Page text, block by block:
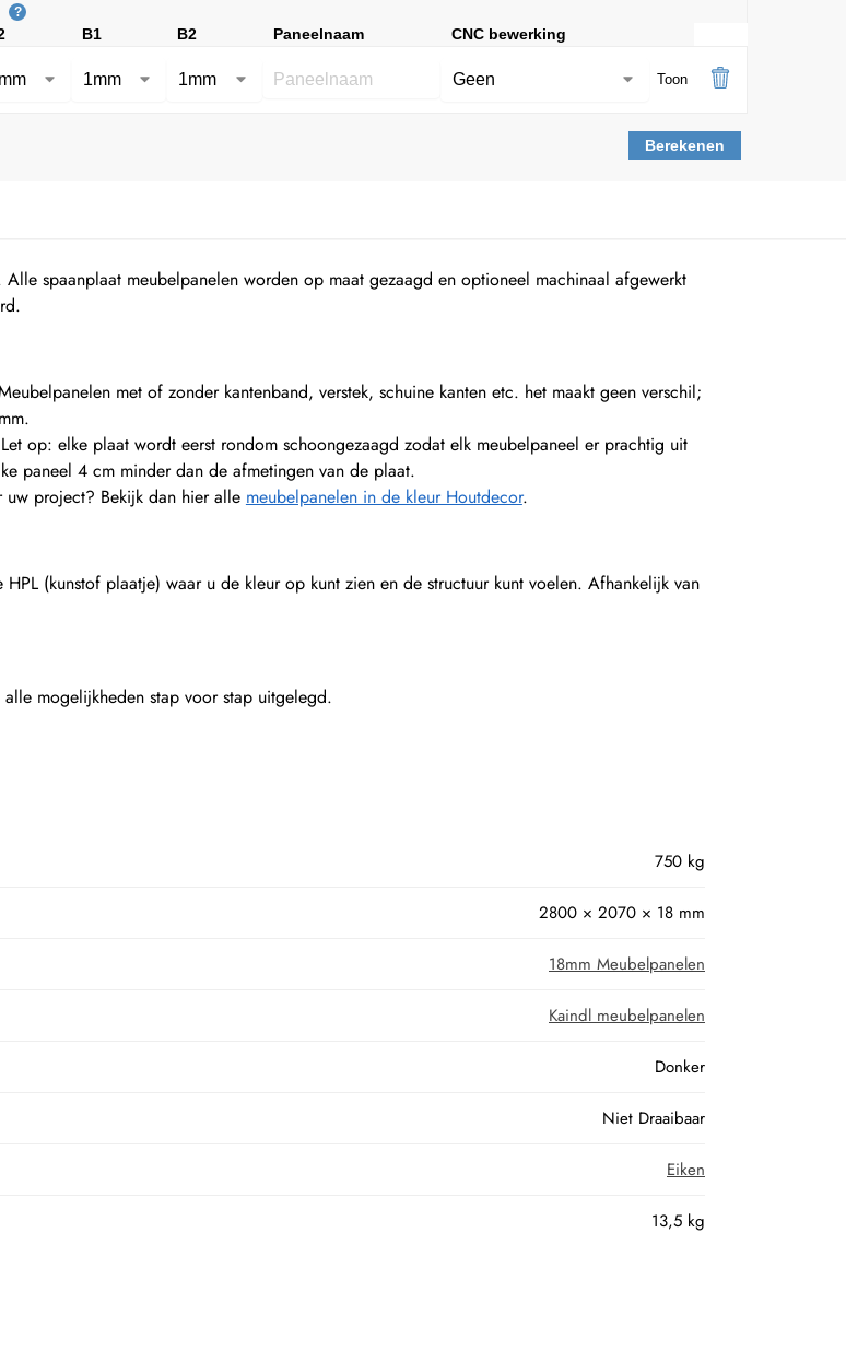
?
B1 B2 Paneelnaam CNC bewerking
Toon
Berekenen
spaanplaat meubelpanelen worden op maat gezaagd en optioneel machinaal afgewerkt
met of zonder kantenband, verstek, schuine kanten etc. het maakt geen verschil;
op: elke plaat wordt eerst rondom schoongezaagd zodat elk meubelpaneel er prachtig uit
paneel 4 cm minder dan de afmetingen van de plaat.
project? Bekijk dan hier alle meubelpanelen in de kleur Houtdecor.
(kunstof plaatje) waar u de kleur op kunt zien en de structuur kunt voelen. Afhankelijk van
mogelijkheden stap voor stap uitgelegd.
750 kg
2800 × 2070 × 18 mm
18mm Meubelpanelen
Kaindl meubelpanelen
Donker
Niet Draaibaar
Eiken
13,5 kg